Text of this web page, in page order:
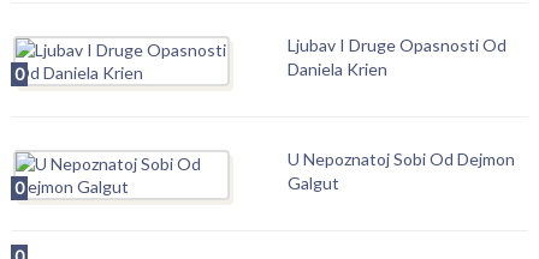
0
Ljubav I Druge Opasnosti Od
Daniela Krien
0
U Nepoznatoj Sobi Od Dejmon
Galgut